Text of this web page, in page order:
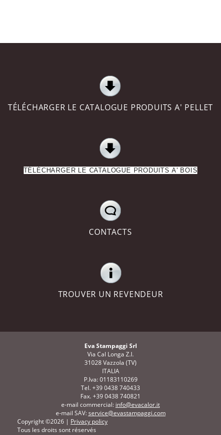
TÉLÉCHARGER LE CATALOGUE PRODUITS A' PELLET
TÉLÉCHARGER LE CATALOGUE PRODUITS A' BOIS
CONTACTS
TROUVER UN REVENDEUR
Eva Stampaggi Srl
Via Cal Longa Z.I.
31028 Vazzola (TV)
ITALIA
P.Iva: 01183110269
Tel. +39 0438 740433
Fax. +39 0438 740821
e-mail commercial: info@evacalor.it
e-mail SAV:service@evastampaggi.com
Copyright ©2026 | Privacy policy
Tous les droits sont réservés